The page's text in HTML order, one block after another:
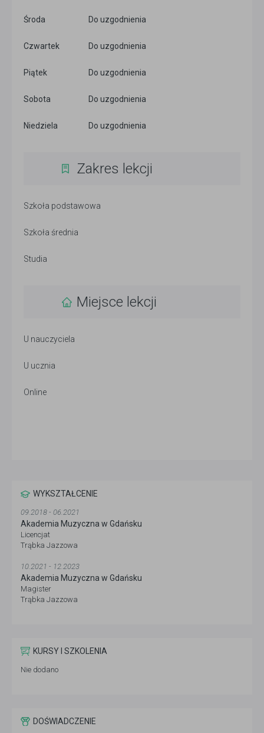
Środa Do uzgodnienia
Czwartek Do uzgodnienia
Piątek Do uzgodnienia
Sobota Do uzgodnienia
Niedziela Do uzgodnienia
Zakres lekcji
Szkoła podstawowa
Szkoła średnia
Studia
Miejsce lekcji
U nauczyciela
U ucznia
Online
WYKSZTAŁCENIE
09.2018 - 06.2021
Akademia Muzyczna w Gdańsku
Licencjat
Trąbka Jazzowa
10.2021 - 12.2023
Akademia Muzyczna w Gdańsku
Magister
Trąbka Jazzowa
KURSY I SZKOLENIA
Nie dodano
DOŚWIADCZENIE